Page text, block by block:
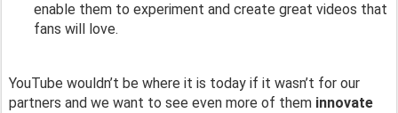
enable them to experiment and create great videos that
fans will love.
YouTube wouldn’t be where it is today if it wasn’t for our
partners and we want to see even more of them innovate